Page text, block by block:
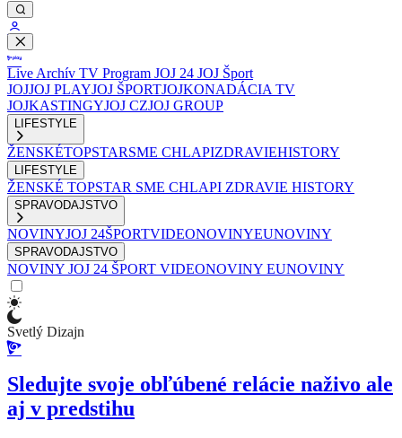
Live Archív TV Program JOJ 24 JOJ Šport
JOJJOJ PLAYJOJ ŠPORTJOJKONADÁCIA TV
JOJKASTINGYJOJ CZJOJ GROUP
LIFESTYLE
ŽENSKÉTOPSTARSME CHLAPIZDRAVIEHISTORY
LIFESTYLE
ŽENSKÉ TOPSTAR SME CHLAPI ZDRAVIE HISTORY
SPRAVODAJSTVO
NOVINYJOJ 24ŠPORTVIDEONOVINYEUNOVINY
SPRAVODAJSTVO
NOVINY JOJ 24 ŠPORT VIDEONOVINY EUNOVINY
Svetlý Dizajn
Sledujte svoje obľúbené relácie naživo ale
aj v predstihu